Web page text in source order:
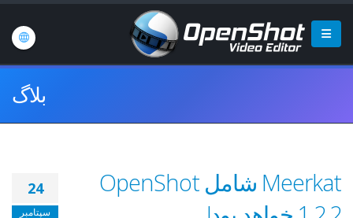
بلاگ
24
سپتامبر
Meerkat شامل OpenShot